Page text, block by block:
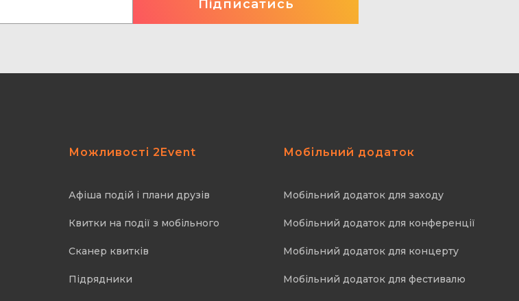
Можливості 2Event
Афіша подій і плани друзів
Квитки на події з мобільного
Cканер квитків
Підрядники
Мобільний додаток
Мобільний додаток для заходу
Мобільний додаток для конференції
Мобільний додаток для концерту
Мобільний додаток для фестивалю